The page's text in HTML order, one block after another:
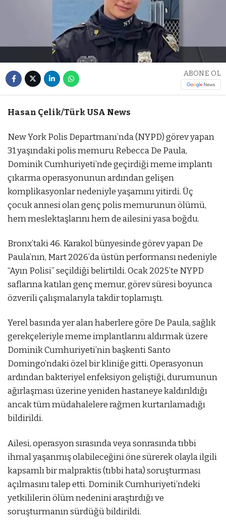
ABONE OL
Hasan Çelik/Türk USA News
New York Polis Departmanı’nda (NYPD) görev yapan
31 yaşındaki polis memuru Rebecca De Paula,
Dominik Cumhuriyeti’nde geçirdiği meme implantı
çıkarma operasyonunun ardından gelişen
komplikasyonlar nedeniyle yaşamını yitirdi. Üç
çocuk annesi olan genç polis memurunun ölümü,
hem meslektaşlarını hem de ailesini yasa boğdu.
Bronx’taki 46. Karakol bünyesinde görev yapan De
Paula’nın, Mart 2026’da üstün performansı nedeniyle
“Ayın Polisi” seçildiği belirtildi. Ocak 2025’te NYPD
saflarına katılan genç memur, görev süresi boyunca
özverili çalışmalarıyla takdir toplamıştı.
Yerel basında yer alan haberlere göre De Paula, sağlık
gerekçeleriyle meme implantlarını aldırmak üzere
Dominik Cumhuriyeti’nin başkenti Santo
Domingo’ndaki özel bir kliniğe gitti. Operasyonun
ardından bakteriyel enfeksiyon geliştiği, durumunun
ağırlaşması üzerine yeniden hastaneye kaldırıldığı
ancak tüm müdahalelere rağmen kurtarılamadığı
bildirildi.
Ailesi, operasyon sırasında veya sonrasında tıbbi
ihmal yaşanmış olabileceğini öne sürerek olayla ilgili
kapsamlı bir malpraktis (tıbbi hata) soruşturması
açılmasını talep etti. Dominik Cumhuriyeti’ndeki
yetkililerin ölüm nedenini araştırdığı ve
soruşturmanın sürdüğü bildirildi.